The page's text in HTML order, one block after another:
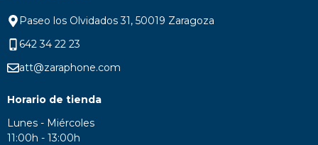
Paseo los Olvidados 31, 50019 Zaragoza
642 34 22 23
att@zaraphone.com
Horario de tienda
Lunes - Miércoles
11:00h - 13:00h